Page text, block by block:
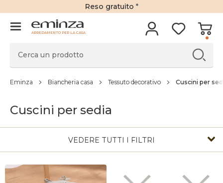
Reso gratuito *
ARREDAMENTO PER LA CASA
Eminza Biancheria casa Tessuto decorativo Cuscini per
Cuscini per sedia
VEDERE TUTTI I FILTRI